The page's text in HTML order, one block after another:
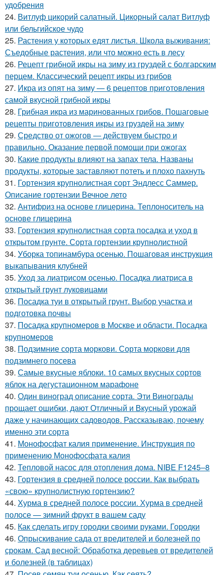
удобрения
24. Витлуф цикорий салатный. Цикорный салат Витлуф
или бельгийское чудо
25. Растения у которых едят листья. Школа выживания:
Съедобные растения, или что можно есть в лесу
26. Рецепт грибной икры на зиму из груздей с болгарским
перцем. Классический рецепт икры из грибов
27. Икра из опят на зиму — 6 рецептов приготовления
самой вкусной грибной икры
28. Грибная икра из маринованных грибов. Пошаговые
рецепты приготовления икры из груздей на зиму
29. Средство от ожогов ― действуем быстро и
правильно. Оказание первой помощи при ожогах
30. Какие продукты влияют на запах тела. Названы
продукты, которые заставляют потеть и плохо пахнуть
31. Гортензия крупнолистная сорт Эндлесс Саммер.
Описание гортензии Вечное лето
32. Антифриз на основе глицерина. Теплоноситель на
основе глицерина
33. Гортензия крупнолистная сорта посадка и уход в
открытом грунте. Сорта гортензии крупнолистной
34. Уборка топинамбура осенью. Пошаговая инструкция
выкапывания клубней
35. Уход за лиатрисом осенью. Посадка лиатриса в
открытый грунт луковицами
36. Посадка туи в открытый грунт. Выбор участка и
подготовка почвы
37. Посадка крупномеров в Москве и области. Посадка
крупномеров
38. Подзимние сорта моркови. Сорта моркови для
подзимнего посева
39. Самые вкусные яблоки. 10 самых вкусных сортов
яблок на дегустационном марафоне
40. Один виноград описание сорта. Эти Винограды
прощает ошибки, дают Отличный и Вкусный урожай
даже у начинающих садоводов. Рассказываю, почему
именно эти сорта
41. Монофосфат калия применение. Инструкция по
применению Монофосфата калия
42. Тепловой насос для отопления дома. NIBE F1245–8
43. Гортензия в средней полосе россии. Как выбрать
«свою» крупнолистную гортензию?
44. Хурма в средней полосе россии. Хурма в средней
полосе — зимний фрукт в вашем саду
45. Как сделать игру городки своими руками. Городки
46. Опрыскивание сада от вредителей и болезней по
срокам. Сад весной: Обработка деревьев от вредителей
и болезней (в таблицах)